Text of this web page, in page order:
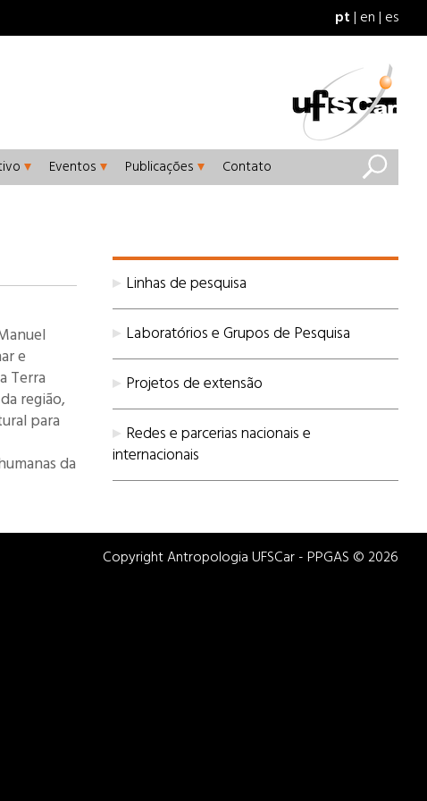
pt en es
Eventos Publicações Contato
e
Terra
região,
para
da
Linhas de pesquisa
Laboratórios e Grupos de Pesquisa
Projetos de extensão
Redes e parcerias nacionais e
internacionais
Copyright Antropologia UFSCar - PPGAS © 2026